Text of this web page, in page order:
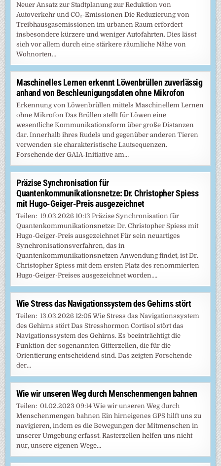
Neuer Ansatz zur Stadtplanung zur Reduktion von
Autoverkehr und CO₂-Emissionen Die Reduzierung von
Treibhausgasemissionen im urbanen Raum erfordert
insbesondere kürzere und weniger Autofahrten. Dies lässt
sich vor allem durch eine stärkere räumliche Nähe von
Wohnorten…
Maschinelles Lernen erkennt Löwenbrüllen zuverlässig
anhand von Beschleunigungsdaten ohne Mikrofon
Erkennung von Löwenbrüllen mittels Maschinellem Lernen
ohne Mikrofon Das Brüllen stellt für Löwen eine
wesentliche Kommunikationsform über große Distanzen
dar. Innerhalb ihres Rudels und gegenüber anderen Tieren
verwenden sie charakteristische Lautsequenzen.
Forschende der GAIA-Initiative am…
Präzise Synchronisation für
Quantenkommunikationsnetze: Dr. Christopher Spiess
mit Hugo-Geiger-Preis ausgezeichnet
Teilen: 19.03.2026 10:13 Präzise Synchronisation für
Quantenkommunikationsnetze: Dr. Christopher Spiess mit
Hugo-Geiger-Preis ausgezeichnet Für sein neuartiges
Synchronisationsverfahren, das in
Quantenkommunikationsnetzen Anwendung findet, ist Dr.
Christopher Spiess mit dem ersten Platz des renommierten
Hugo-Geiger-Preises ausgezeichnet worden….
Wie Stress das Navigationssystem des Gehirns stört
Teilen: 13.03.2026 12:05 Wie Stress das Navigationssystem
des Gehirns stört Das Stresshormon Cortisol stört das
Navigationssystem des Gehirns. Es beeinträchtigt die
Funktion der sogenannten Gitterzellen, die für die
Orientierung entscheidend sind. Das zeigten Forschende
der…
Wie wir unseren Weg durch Menschenmengen bahnen
Teilen: 01.02.2023 09:14 Wie wir unseren Weg durch
Menschenmengen bahnen Ein hirneigenes GPS hilft uns zu
navigieren, indem es die Bewegungen der Mitmenschen in
unserer Umgebung erfasst. Rasterzellen helfen uns nicht
nur, unsere eigenen Wege…